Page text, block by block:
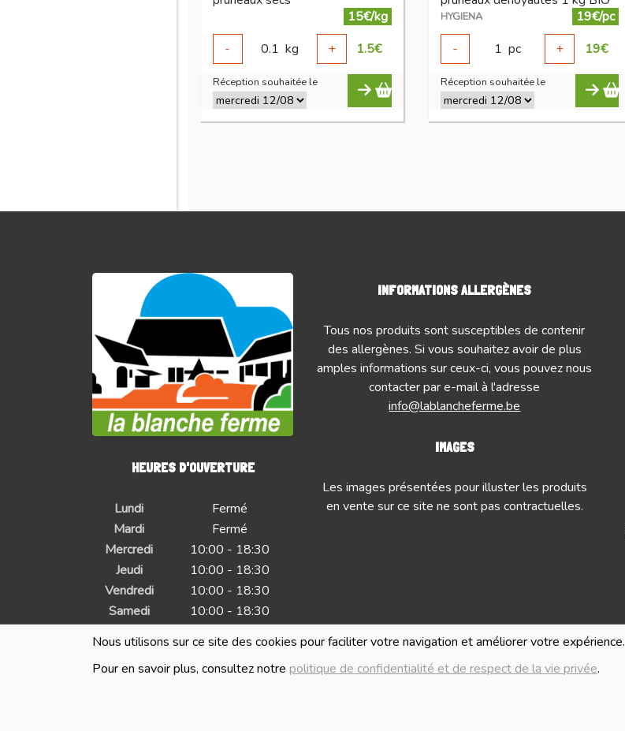
Nous utilisons sur ce site des cookies pour faciliter votre navigation et améliorer votre expérience.
Pour en savoir plus, consultez notre politique de confidentialité et de respect de la vie privée.
15€/kg
-
0.1 kg + 1.5€
Réception souhaitée le
HYGIENA
19€/pc
-
1 pc + 19€
Réception souhaitée le
HEURES D'OUVERTURE
Lundi
Fermé
Mardi
Fermé
Mercredi
10:00 - 18:30
Jeudi
10:00 - 18:30
Vendredi
10:00 - 18:30
Samedi
10:00 - 18:30
INFORMATIONS ALLERGÈNES
Tous nos produits sont susceptibles de contenir
des allergènes. Si vous souhaitez avoir de plus
amples informations sur ceux-ci, vous pouvez nous
contacter par e-mail à l'adresse
info@lablancheferme.be
IMAGES
Les images présentées pour illuster les produits
en vente sur ce site ne sont pas contractuelles.